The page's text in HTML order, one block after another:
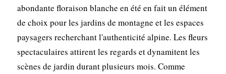
abondante floraison blanche en été en fait un élément
de choix pour les jardins de montagne et les espaces
paysagers recherchant l'authenticité alpine. Les fleurs
spectaculaires attirent les regards et dynamitent les
scènes de jardin durant plusieurs mois. Comme